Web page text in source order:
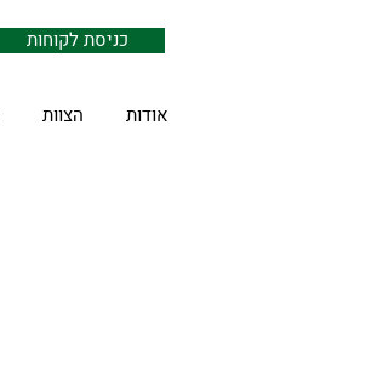
כניסת לקוחות
אודות הצוות